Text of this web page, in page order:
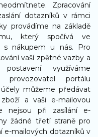
Zpracování
dotazníků v rámci
provádíme na základě
který spočívá ve
s nákupem u nás. Pro
vaší zpětné vazby a
využíváme
portálu
můžeme předávat
a vaši e-mailovou
nejsou při zasílání e-
žádné třetí straně pro
e-mailových dotazníků v